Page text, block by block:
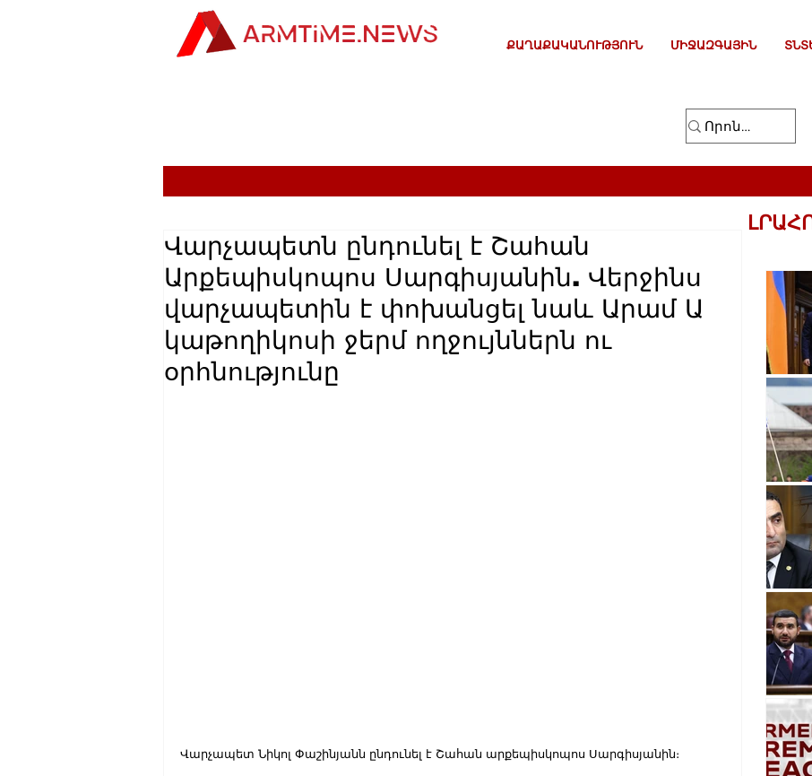
ՔԱՂԱՔԱԿԱՆՈՒԹՅՈՒՆ ՄԻՋԱԶԳԱՅԻՆ
Վարչապետն ընդունել է Շահան
Արքեպիսկոպոս Սարգիսյանին. Վերջինս
վարչապետին է փոխանցել նաև Արամ Ա
կաթողիկոսի ջերմ ողջույններն ու
օրհնությունը
Վարչապետ Նիկոլ Փաշինյանն ընդունել է Շահան արքեպիսկոպոս Սարգիսյանին։